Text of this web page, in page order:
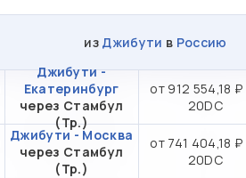
из Джибути в Россию
Джибути -
Екатеринбург
через Стамбул
(Тр.)
от 912 554,18 ₽
20DC
Джибути - Москва
через Стамбул
(Тр.)
от 741 404,18 ₽
20DC